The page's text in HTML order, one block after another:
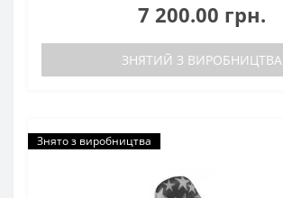
7 200.00 грн.
ЗНЯТИЙ З ВИРОБНИЦТВА
Знято з виробництва